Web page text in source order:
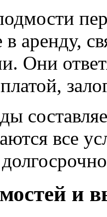
в аренду,
Они
все
и